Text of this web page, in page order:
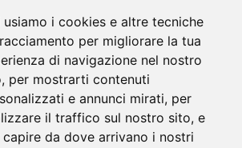
usiamo i cookies e altre tecniche
per migliorare la tua
di navigazione nel nostro
per mostrarti contenuti
e annunci mirati, per
il traffico sul nostro sito, e
capire da dove arrivano i nostri
Muscarella
Giuseppe Cianci
Marcella Toschi